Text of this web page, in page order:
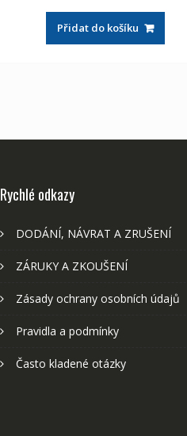
byla:
1,976 Kč
je:
1,102 Kč
Přidat do košíku
Rychlé odkazy
DODÁNÍ, NÁVRAT A ZRUŠENÍ
ZÁRUKY A ZKOUŠENÍ
Zásady ochrany osobních údajů
Pravidla a podmínky
Často kladené otázky